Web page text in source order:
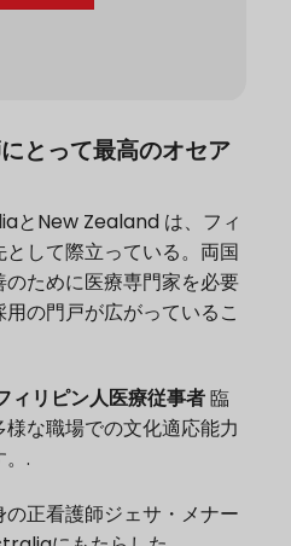
とって最高のオセア
とNew Zealand は、フィ
して際立っている。両国
ために医療専門家を必要
の門戸が広がっているこ
ィリピン人医療従事者臨
な職場での文化適応能力
。.
正看護師ジェサ・メナー